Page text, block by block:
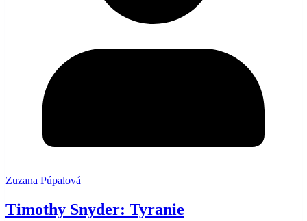
Zuzana Púpalová
Timothy Snyder: Tyranie